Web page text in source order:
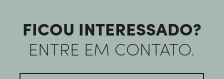
FICOU INTERESSADO?
ENTRE EM CONTATO.